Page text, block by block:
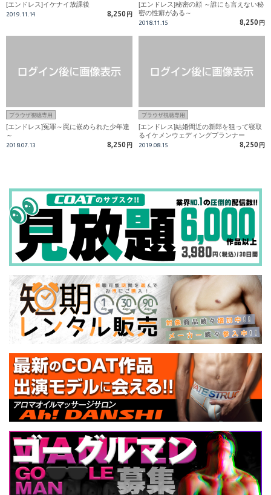
[エンドレス]イケナイ放課後
2019.11.14 8,250 円
[エンドレス]秘密の顔 ～誰にも言えない秘
密の性癖がある～
2018.11.15 8,250 円
ブラウザ視聴専用
[エンドレス]冤罪～罠に嵌められた少年達
～
2018.07.13 8,250 円
ブラウザ視聴専用
[エンドレス]結婚間近の新郎を狙って寝取
るイケメンウェディングプランナー
2019.08.15 8,250 円